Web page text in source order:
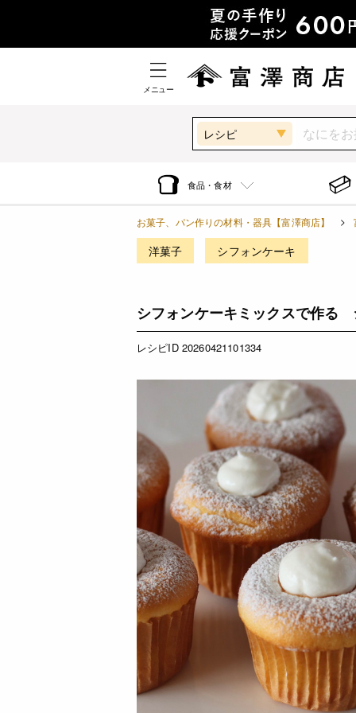
メニュー
レシピ
食品・食材
お菓子、パン作りの材料・器具【富澤商店】
洋菓子 シフォンケーキ
シフォンケーキミックスで作る
レシピID 20260421101334